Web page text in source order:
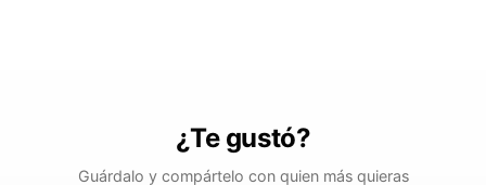
¿Te gustó?
Guárdalo y compártelo con quien más quieras